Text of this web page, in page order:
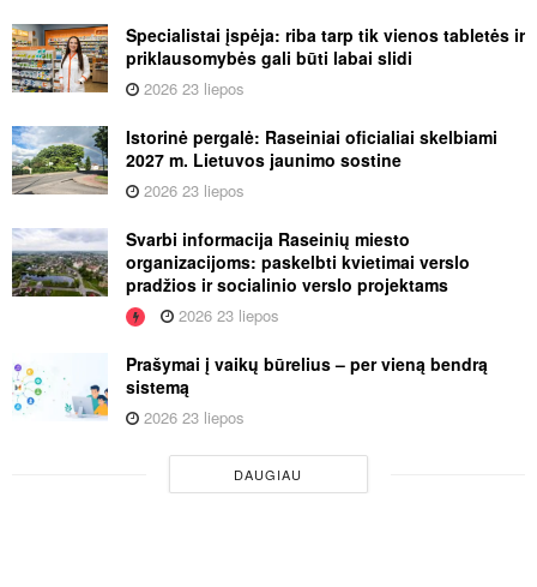
Specialistai įspėja: riba tarp tik vienos tabletės ir
priklausomybės gali būti labai slidi
2026 23 liepos
Istorinė pergalė: Raseiniai oficialiai skelbiami
2027 m. Lietuvos jaunimo sostine
2026 23 liepos
Svarbi informacija Raseinių miesto
organizacijoms: paskelbti kvietimai verslo
pradžios ir socialinio verslo projektams
2026 23 liepos
Prašymai į vaikų būrelius – per vieną bendrą
sistemą
2026 23 liepos
DAUGIAU